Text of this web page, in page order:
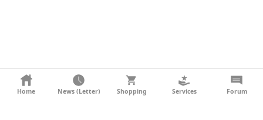
KONTAKT
Home News (Letter) Shopping Services Forum